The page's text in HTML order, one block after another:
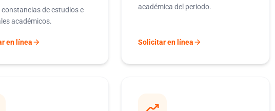
constancias de estudios e
académicos.
en líneaarrow_forward
académica del periodo.
Solicitar en líneaarrow_forward